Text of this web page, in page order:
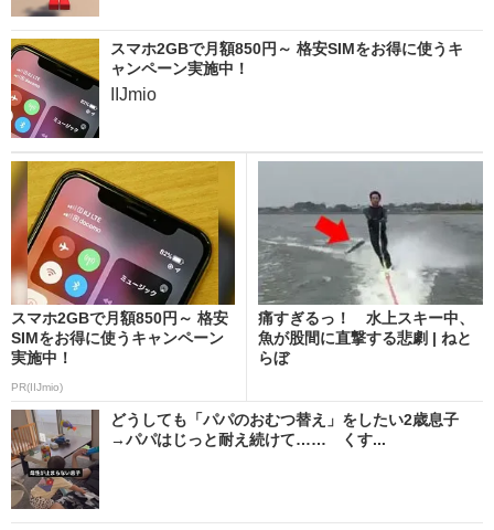
スマホ2GBで月額850円～ 格安SIMをお得に使うキ
ャンペーン実施中！
IIJmio
スマホ2GBで月額850円～ 格安
SIMをお得に使うキャンペーン
実施中！
PR(IIJmio)
痛すぎるっ！ 水上スキー中、
魚が股間に直撃する悲劇 | ねと
らぼ
どうしても「パパのおむつ替え」をしたい2歳息子
→パパはじっと耐え続けて…… くす...